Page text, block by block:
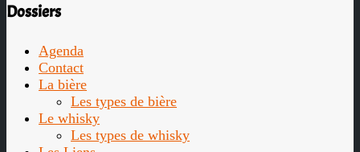
Dossiers
Agenda
Contact
La bière
Les types de bière
Le whisky
Les types de whisky